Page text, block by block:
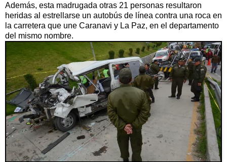
Además, esta madrugada otras 21 personas resultaron
heridas al estrellarse un autobús de línea contra una roca en
la carretera que une Caranavi y La Paz, en el departamento
del mismo nombre.